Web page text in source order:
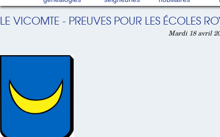
LE VICOMTE - PREUVES POUR LES ÉCOLES
Mardi 18 avril